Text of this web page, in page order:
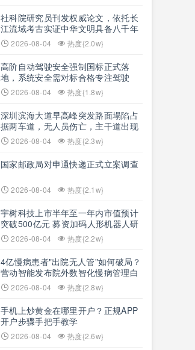
社科院研究员刊发权威论文，依托长
江流域考古实证中华文明具备八千年
思想文明脉络
2026-08-04 热度{2.0w}
高阶自动驾驶安全强制国标正式落
地，系统安全需对标合格专注驾驶
员，2027年7月1日正式施行
2026-08-04 热度{1.8w}
深圳滨海大道早高峰突发路面塌陷占
据两车道，无人员伤亡，主干道出现
长距离拥堵
2026-08-04 热度{2.3w}
国家邮政局对申通快递正式立案调查
2026-08-04 热度{2.1w}
宇树科技上市半年至一年内市值预计
突破500亿元 募资加码人形机器人研
发攻坚
2026-08-04 热度{2.2w}
4亿慢病患者"出院无人管"如何破局？
营动智能发布院外数智化慢病管理白
皮书2026-08-04 热度{2.8w}
​手机上炒黄金在哪里开户？正规APP
开户步骤手把手教学
2026-08-04 热度{2.6w}